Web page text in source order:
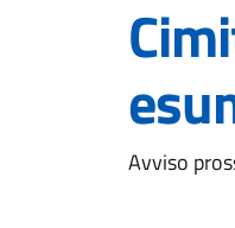
Avviso